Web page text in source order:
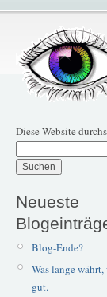
Diese Website
Neueste
Blog-Ende?
Was lange
gut.